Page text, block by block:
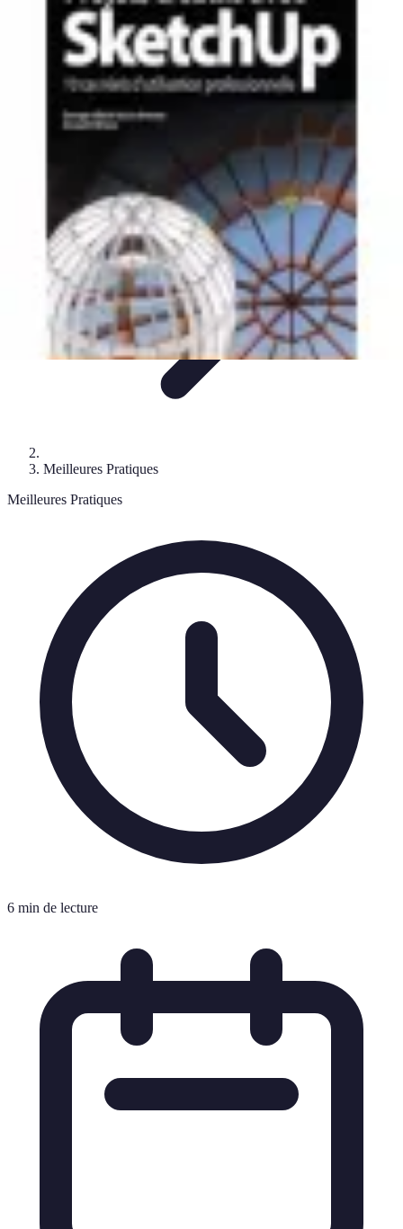
Projets Matures
Gestion de projet
Gestion des Parties Prenantes
Gestion de
Gestion de Projet Comparatifs
Projets Matures
Meilleures Pratiques
Meilleures Pratiques
6 min de lecture